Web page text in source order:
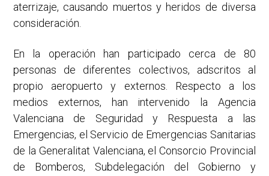
aterrizaje, causando muertos y heridos de diversa
consideración.
En la operación han participado cerca de 80
personas de diferentes colectivos, adscritos al
propio aeropuerto y externos. Respecto a los
medios externos, han intervenido la Agencia
Valenciana de Seguridad y Respuesta a las
Emergencias, el Servicio de Emergencias Sanitarias
de la Generalitat Valenciana, el Consorcio Provincial
de Bomberos, Subdelegación del Gobierno y